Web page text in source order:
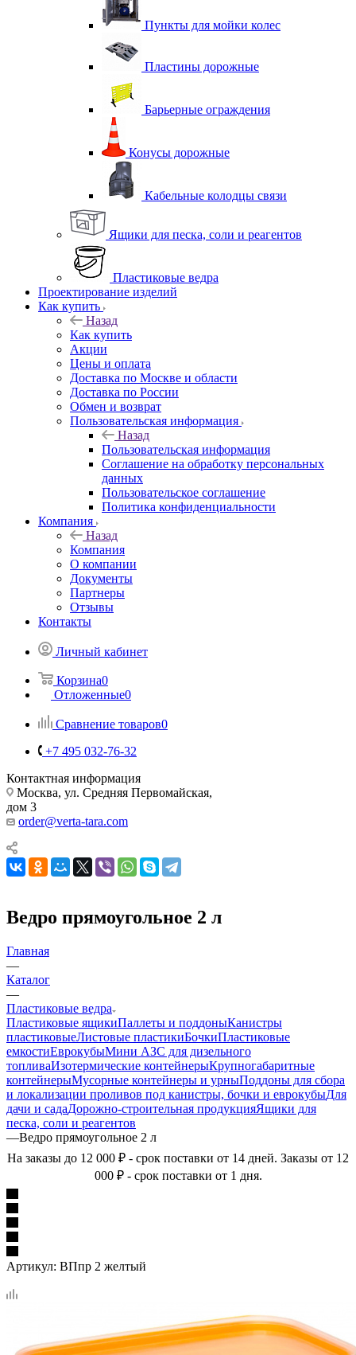
Пункты для мойки колес
Пластины дорожные
Барьерные ограждения
Конусы дорожные
Кабельные колодцы связи
Ящики для песка, соли и реагентов
Пластиковые ведра
Проектирование изделий
Как купить
Назад
Как купить
Акции
Цены и оплата
Доставка по Москве и области
Доставка по России
Обмен и возврат
Пользовательская информация
Назад
Пользовательская информация
Соглашение на обработку персональных
данных
Пользовательское соглашение
Политика конфиденциальности
Компания
Назад
Компания
О компании
Документы
Партнеры
Отзывы
Контакты
Личный кабинет
Корзина0
Отложенные0
Сравнение товаров0
+7 495 032-76-32
Контактная информация
Москва, ул. Средняя Первомайская,
дом 3
order@verta-tara.com
Ведро прямоугольное 2 л
Главная
—
Каталог
—
Пластиковые ведра
Пластиковые ящикиПаллеты и поддоныКанистры
пластиковыеЛистовые пластикиБочкиПластиковые
емкостиЕврокубыМини АЗС для дизельного
топливаИзотермические контейнерыКрупногабаритные
контейнерыМусорные контейнеры и урныПоддоны для сбора
и локализации проливов под канистры, бочки и еврокубыДля
дачи и садаДорожно-строительная продукцияЯщики для
песка, соли и реагентов
—Ведро прямоугольное 2 л
На заказы до 12 000 ₽ - срок поставки от 14 дней. Заказы от 12
000 ₽ - срок поставки от 1 дня.
Артикул: ВПпр 2 желтый